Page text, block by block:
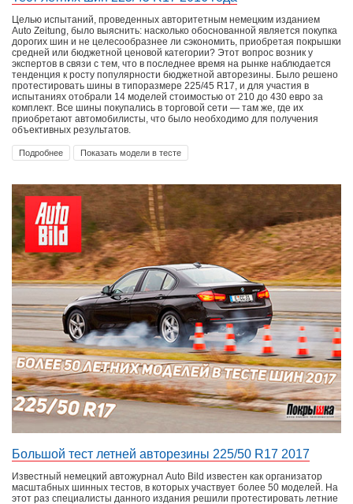
Целью испытаний, проведенных авторитетным немецким изданием
Auto Zeitung, было выяснить: насколько обоснованной является покупка
дорогих шин и не целесообразнее ли сэкономить, приобретая покрышки
средней или бюджетной ценовой категории? Этот вопрос возник у
экспертов в связи с тем, что в последнее время на рынке наблюдается
тенденция к росту популярности бюджетной авторезины. Было решено
протестировать шины в типоразмере 225/45 R17, и для участия в
испытаниях отобрали 14 моделей стоимостью от 210 до 430 евро за
комплект. Все шины покупались в торговой сети — там же, где их
приобретают автомобилисты, что было необходимо для получения
объективных результатов.
Подробнее Показать модели в тесте
Большой тест летней авторезины 225/50 R17 2017
Известный немецкий автожурнал Auto Bild известен как организатор
масштабных шинных тестов, в которых участвует более 50 моделей. На
этот раз специалисты данного издания решили протестировать летние